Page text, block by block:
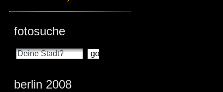
fotosuche
berlin 2008